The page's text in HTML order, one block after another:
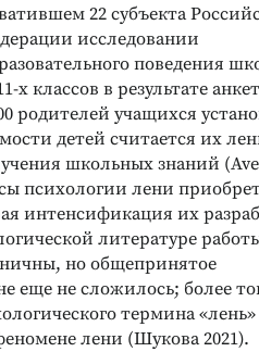
22 субъекта
исследовании
поведения
х классов в результате
родителей учащихся
детей считается их
школьных знаний
психологии лени
интенсификация их
литературе
но общепринятое
еще не сложилось; более
термина «лень»
лени (Шукова 2021).